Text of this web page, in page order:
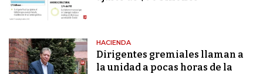
HACIENDA
Dirigentes gremiales llaman a
la unidad a pocas horas de la